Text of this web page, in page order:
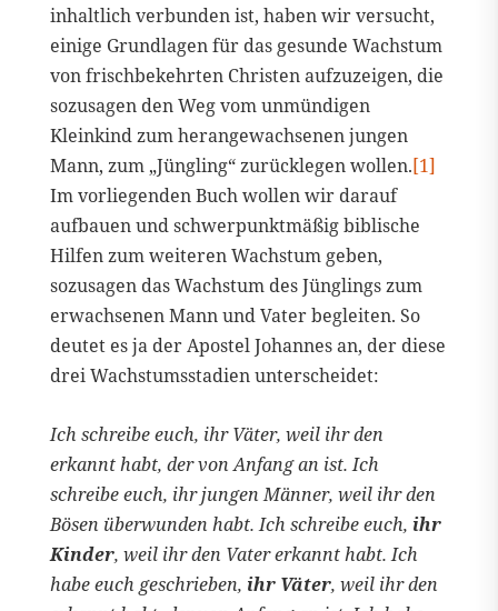
inhaltlich verbunden ist, haben wir versucht,
einige Grundlagen für das gesunde Wachstum
von frischbekehrten Christen aufzuzeigen, die
sozusagen den Weg vom unmündigen
Kleinkind zum herangewachsenen jungen
Mann, zum „Jüngling“ zurücklegen wollen.[1]
Im vorliegenden Buch wollen wir darauf
aufbauen und schwerpunktmäßig biblische
Hilfen zum weiteren Wachstum geben,
sozusagen das Wachstum des Jünglings zum
erwachsenen Mann und Vater begleiten. So
deutet es ja der Apostel Johannes an, der diese
drei Wachstumsstadien unterscheidet:
Ich schreibe euch, ihr Väter, weil ihr den
erkannt habt, der von Anfang an ist. Ich
schreibe euch, ihr jungen Männer, weil ihr den
Bösen überwunden habt. Ich schreibe euch, ihr
Kinder, weil ihr den Vater erkannt habt. Ich
habe euch geschrieben, ihr Väter, weil ihr den